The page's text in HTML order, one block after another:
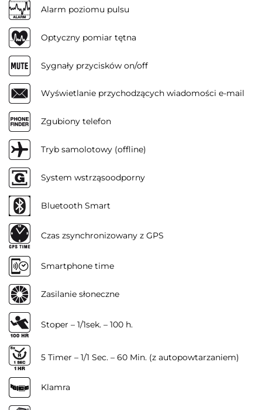
Alarm poziomu pulsu
Optyczny pomiar tętna
Sygnały przycisków on/off
Wyświetlanie przychodzących wiadomości e-mail
Zgubiony telefon
Tryb samolotowy (offline)
System wstrząsoodporny
Bluetooth Smart
Czas zsynchronizowany z GPS
Smartphone time
Zasilanie słoneczne
Stoper – 1/1sek. – 100 h.
5 Timer – 1/1 Sec. – 60 Min. (z autopowtarzaniem)
Klamra